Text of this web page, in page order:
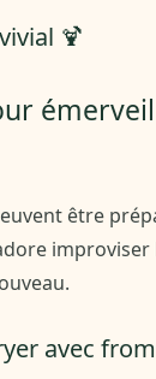
🍹
être
avec